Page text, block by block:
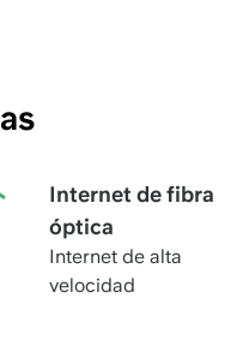
Internet de fibra
óptica
Internet de alta
velocidad